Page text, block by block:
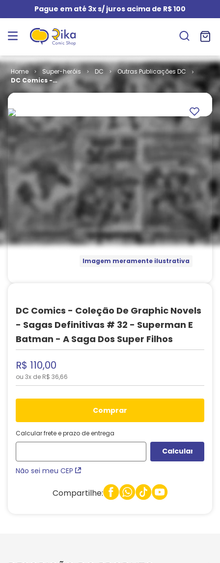
Pague em até 3x s/ juros acima de R$ 100
Super-heróis DC
Outras Publicações DC
DC Comics -
Coleção de
Novels -
Sagas
Definitivas #
Saga dos
Super Filhos
Imagem meramente ilustrativa
DC Comics - Coleção De Graphic Novels
- Sagas Definitivas # 32 - Superman E
Batman - A Saga Dos Super Filhos
R$ 110,00
ou 3x de R$ 36,66
comprar
Calcular frete e prazo de entrega
Não sei meu CEP
Compartilhe: